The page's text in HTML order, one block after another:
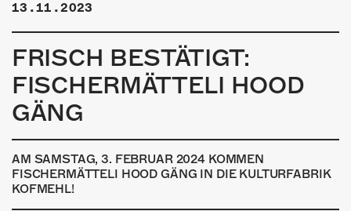
INFOS
KONTAKT
ÜBER UNS
SHOP
13.11.2023
FRISCH BESTÄTIGT:
FISCHERMÄTTELI HOOD
GÄNG
AM SAMSTAG, 3. FEBRUAR 2024 KOMMEN
FISCHERMÄTTELI HOOD GÄNG IN DIE KULTURFABRIK
KOFMEHL!